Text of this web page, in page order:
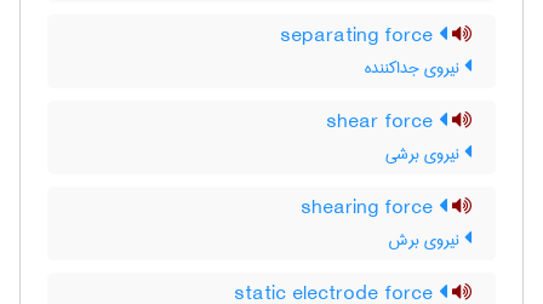
نیروی جداکننده
نیروی برشی
نیروی برش